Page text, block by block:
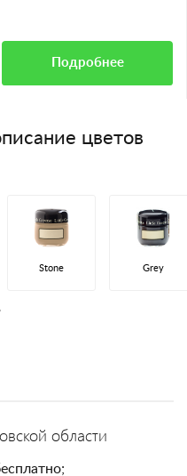
Подробнее
цветов
Stone Grey
области